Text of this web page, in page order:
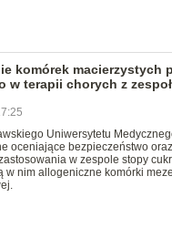
komórek macierzystych
w terapii chorych z
Uniwersytetu
oceniające bezpieczeństwo
w zespole stopy
w nim allogeniczne komórki